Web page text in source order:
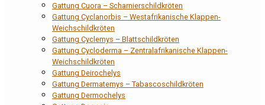
Gattung Cuora – Scharnierschildkröten
Gattung Cyclanorbis – Westafrikanische Klappen-
Weichschildkröten
Gattung Cyclemys – Blattschildkröten
Gattung Cycloderma – Zentralafrikanische Klappen-
Weichschildkröten
Gattung Deirochelys
Gattung Dermatemys – Tabascoschildkröten
Gattung Dermochelys